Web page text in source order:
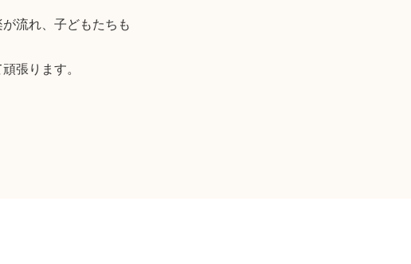
流れ、子どもたちも
張ります。